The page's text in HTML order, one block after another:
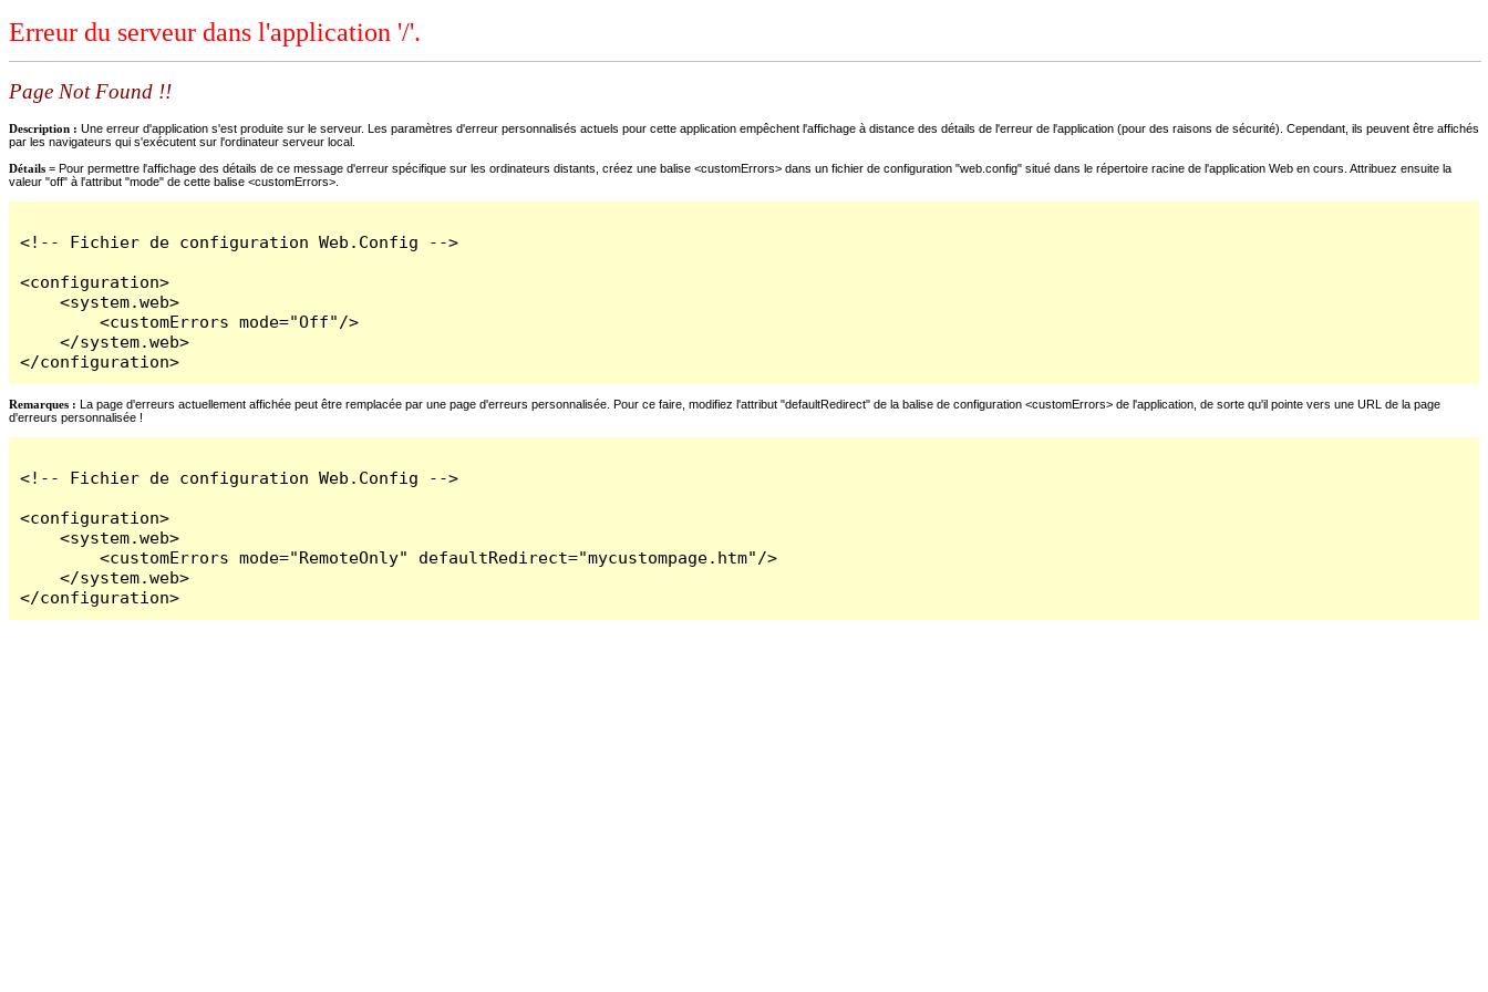
Erreur du serveur dans l'application '/'.
Page Not Found !!
Description : Une erreur d'application s'est produite sur le serveur. Les paramètres d'erreur personnalisés actuels pour cette application empêchent l'affichage à distance des détails de l'erreur de l'application (pour des raisons de sécurité). Cependant, ils peuvent être affichés
par les navigateurs qui s'exécutent sur l'ordinateur serveur local.
Détails = Pour permettre l'affichage des détails de ce message d'erreur spécifique sur les ordinateurs distants, créez une balise <customErrors> dans un fichier de configuration "web.config" situé dans le répertoire racine de l'application Web en cours. Attribuez ensuite la
valeur "off" à l'attribut "mode" de cette balise <customErrors>.
<!-- Fichier de configuration Web.Config -->
<configuration>
    <system.web>
        <customErrors mode="Off"/>
    </system.web>
</configuration>
Remarques : La page d'erreurs actuellement affichée peut être remplacée par une page d'erreurs personnalisée. Pour ce faire, modifiez l'attribut "defaultRedirect" de la balise de configuration <customErrors> de l'application, de sorte qu'il pointe vers une URL de la page
d'erreurs personnalisée !
<!-- Fichier de configuration Web.Config -->
<configuration>
    <system.web>
        <customErrors mode="RemoteOnly" defaultRedirect="mycustompage.htm"/>
    </system.web>
</configuration>